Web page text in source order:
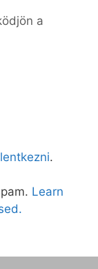
a
.
Learn